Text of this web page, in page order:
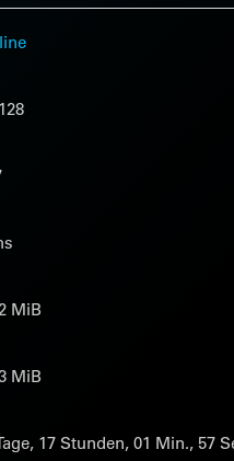
MiB
MiB
17 Stunden, 01 Min., 58